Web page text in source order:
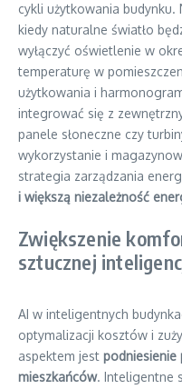
cykli użytkowania budynku.
kiedy naturalne światło
wyłączyć oświetlenie w
temperaturę w
użytkowania i
integrować się z
panele słoneczne czy
wykorzystanie i
strategia zarządzania
i większą niezależność
Zwiększenie
sztucznej
AI w inteligentnych
optymalizacji kosztów i
aspektem jest podniesienie
mieszkańców. Inteligentne